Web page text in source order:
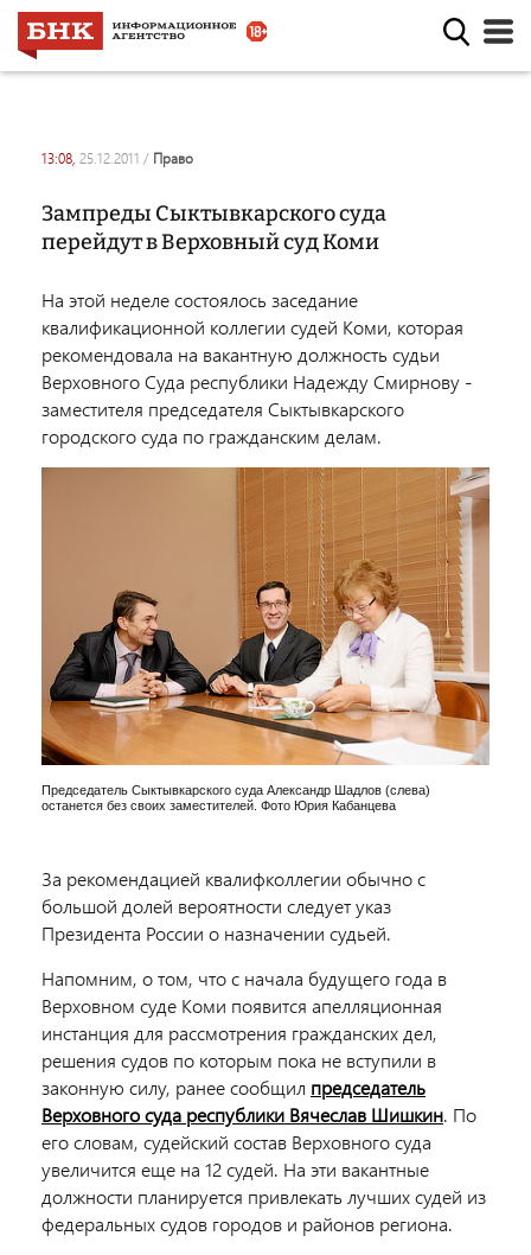
13:08, 25.12.2011 / право
Зампреды Сыктывкарского суда
перейдут в Верховный суд Коми
На этой неделе состоялось заседание
квалификационной коллегии судей Коми, которая
рекомендовала на вакантную должность судьи
Верховного Суда республики Надежду Смирнову -
заместителя председателя Сыктывкарского
городского суда по гражданским делам.
Председатель Сыктывкарского суда Александр Шадлов (слева)
останется без своих заместителей. Фото Юрия Кабанцева
За рекомендацией квалифколлегии обычно с
большой долей вероятности следует указ
Президента России о назначении судьей.
Напомним, о том, что с начала будущего года в
Верховном суде Коми появится апелляционная
инстанция для рассмотрения гражданских дел,
решения судов по которым пока не вступили в
законную силу, ранее сообщил председатель
Верховного суда республики Вячеслав Шишкин. По
его словам, судейский состав Верховного суда
увеличится еще на 12 судей. На эти вакантные
должности планируется привлекать лучших судей из
федеральных судов городов и районов региона.